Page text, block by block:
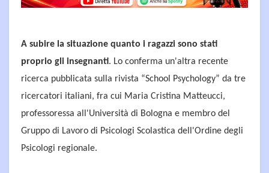
A subire la situazione quanto i ragazzi sono stati
proprio gli insegnanti. Lo conferma un'altra recente
ricerca pubblicata sulla rivista “School Psychology” da tre
ricercatori italiani, fra cui Maria Cristina Matteucci,
professoressa all'Università di Bologna e membro del
Gruppo di Lavoro di Psicologi Scolastica dell'Ordine degli
Psicologi regionale.